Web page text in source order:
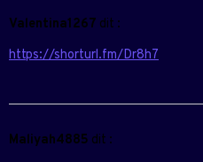
Valentina1267 dit :
https://shorturl.fm/Dr8h7
Maliyah4885 dit :